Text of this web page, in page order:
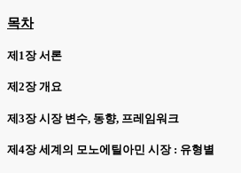
목차
제1장 서론
제2장 개요
제3장 시장 변수, 동향, 프레임워크
제4장 세계의 모노에틸아민 시장 : 유형별